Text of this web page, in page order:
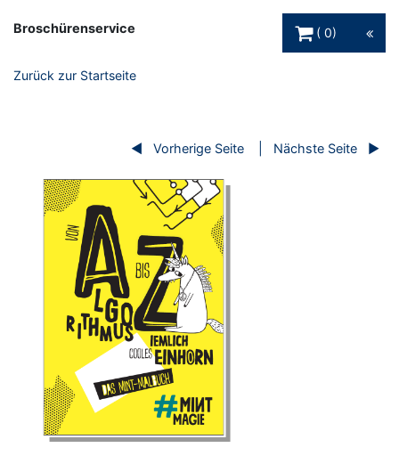
Broschürenservice
0
Zurück zur Startseite
Vorherige Seite Nächste Seite